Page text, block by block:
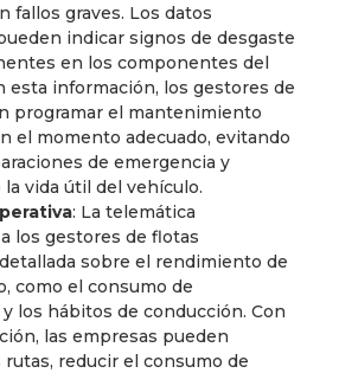
fallos graves. Los datos
indicar signos de desgaste
en los componentes del
esta información, los gestores de
programar el mantenimiento
el momento adecuado, evitando
de emergencia y
vida útil del vehículo.
: La telemática
los gestores de flotas
sobre el rendimiento de
como el consumo de
los hábitos de conducción. Con
las empresas pueden
reducir el consumo de